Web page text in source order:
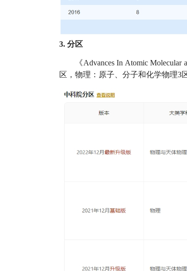
3. 分区
《Advances In Atomic
区，物理：原子、分子和化学物理3